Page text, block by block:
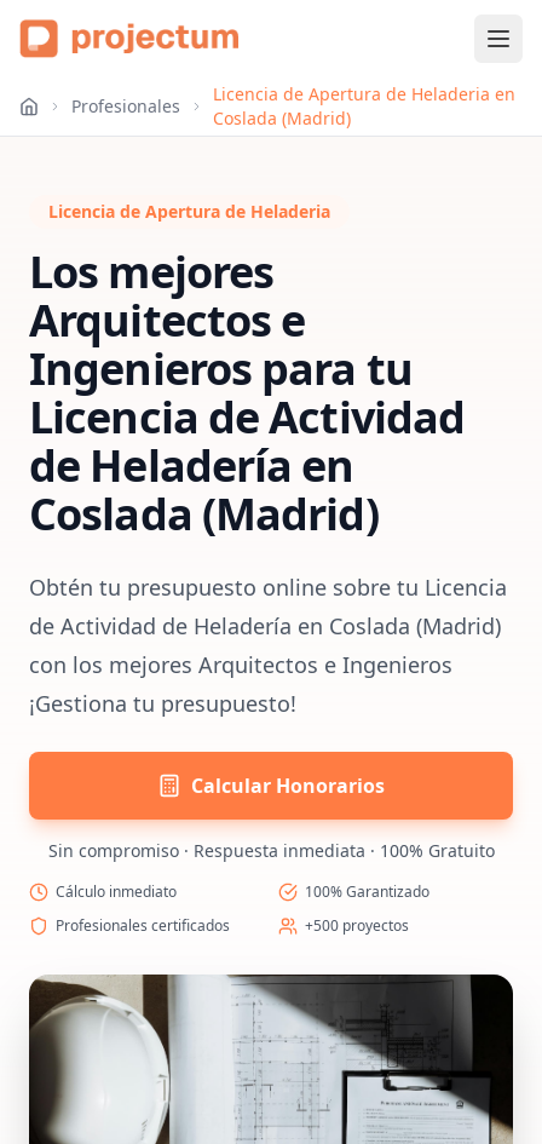
Profesionales
Licencia de Apertura de Heladeria en
Coslada (Madrid)
Licencia de Apertura de Heladeria
Los mejores
Arquitectos e
Ingenieros para tu
Licencia de Actividad
de Heladería en
Coslada (Madrid)
Obtén tu presupuesto online sobre tu Licencia
de Actividad de Heladería en Coslada (Madrid)
con los mejores Arquitectos e Ingenieros
¡Gestiona tu presupuesto!
Calcular Honorarios
Sin compromiso · Respuesta inmediata · 100% Gratuito
Cálculo inmediato
100% Garantizado
Profesionales certificados
+500 proyectos